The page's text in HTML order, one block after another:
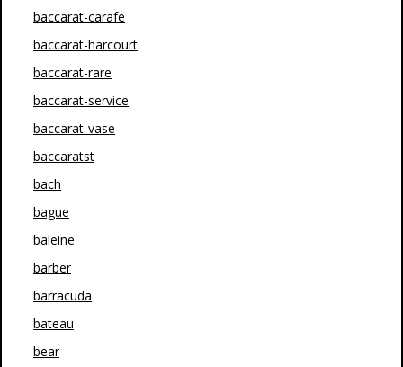
baccarat-carafe
baccarat-harcourt
baccarat-rare
baccarat-service
baccarat-vase
baccaratst
bach
bague
baleine
barber
barracuda
bateau
bear